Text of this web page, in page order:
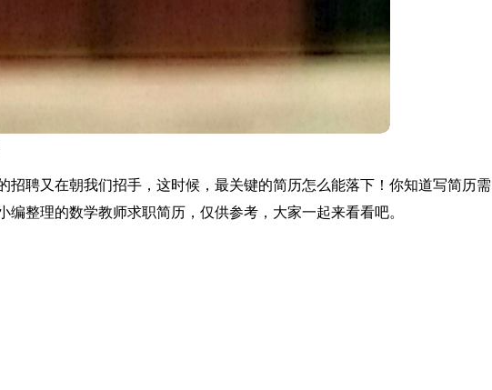
招聘又在朝我们招手，这时候，最关键的简历怎么能落下！你知道写简历需
编整理的数学教师求职简历，仅供参考，大家一起来看看吧。